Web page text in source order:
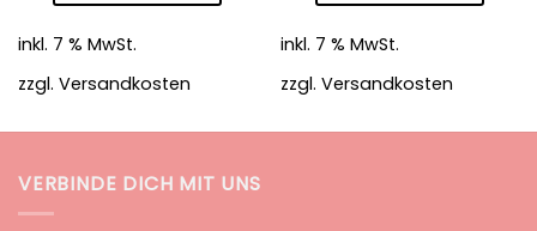
inkl. 7 % MwSt.
zzgl. Versandkosten
inkl. 7 % MwSt.
zzgl. Versandkosten
VERBINDE DICH MIT UNS